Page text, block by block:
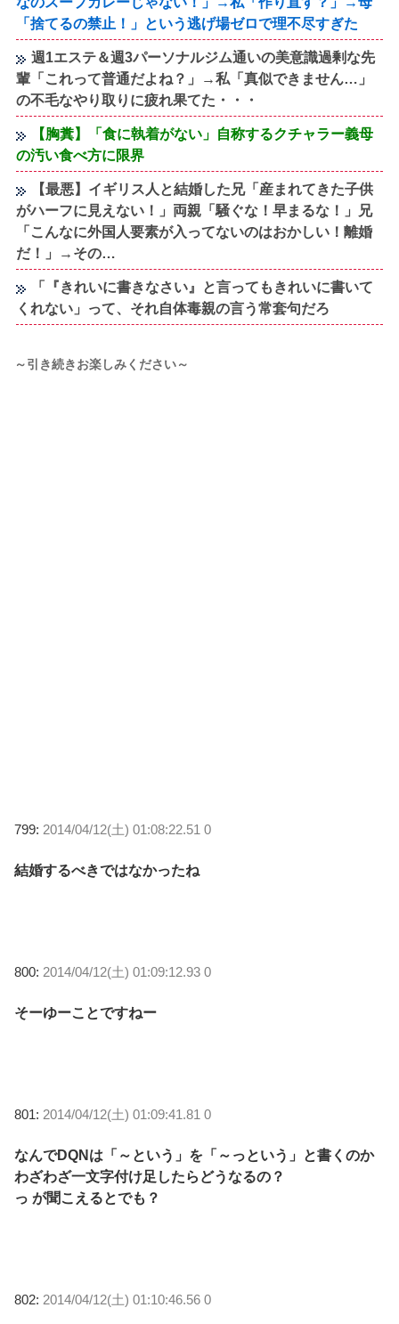
「捨てるの禁止！」という逃げ場ゼロで理不尽すぎた
週1エステ＆週3パーソナルジム通いの美意識過剰な先
輩「これって普通だよね？」→私「真似できません…」
の不毛なやり取りに疲れ果てた・・・
【胸糞】「食に執着がない」自称するクチャラー義母
の汚い食べ方に限界
【最悪】イギリス人と結婚した兄「産まれてきた子供
がハーフに見えない！」両親「騒ぐな！早まるな！」兄
「こんなに外国人要素が入ってないのはおかしい！離婚
だ！」→その…
「『きれいに書きなさい』と言ってもきれいに書いて
くれない」って、それ自体毒親の言う常套句だろ
～引き続きお楽しみください～
799: 2014/04/12(土) 01:08:22.51 0
結婚するべきではなかったね
800: 2014/04/12(土) 01:09:12.93 0
そーゆーことですねー
801: 2014/04/12(土) 01:09:41.81 0
なんでDQNは「～という」を「～っという」と書くのか
わざわざ一文字付け足したらどうなるの？
っ が聞こえるとでも？
802: 2014/04/12(土) 01:10:46.56 0